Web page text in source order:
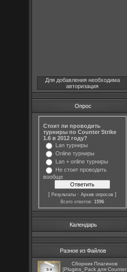
Для добавления необходима
авторизация
Опрос
Стоит ли проводить
турниры по Counter Strike
1.6 в 2012 году?
Lan турниры
Online турниры
Lan + online турниры
Не стоит проводить
вообще
[Результаты ·Архив опросов ]
Всего ответов:1596
Календарь
Разное из Файлов
Сборник Плагинов
[Plugins_Pack для Counter